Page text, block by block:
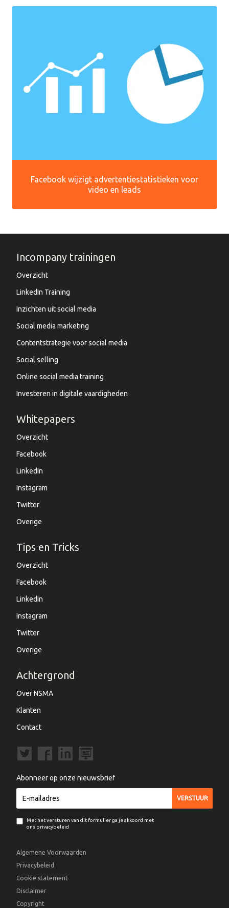
Facebook wijzigt advertentiestatistieken voor
video en leads
Incompany trainingen
Overzicht
LinkedIn Training
Inzichten uit social media
Social media marketing
Contentstrategie voor social media
Social selling
Online social media training
Investeren in digitale vaardigheden
Whitepapers
Overzicht
Facebook
LinkedIn
Instagram
Twitter
Overige
Tips en Tricks
Overzicht
Facebook
LinkedIn
Instagram
Twitter
Overige
Achtergrond
Over NSMA
Klanten
Contact
Abonneer op onze nieuwsbrief
Met het versturen van dit formulier ga je akkoord met
ons privacybeleid
Algemene Voorwaarden
Privacybeleid
Cookie statement
Disclaimer
Copyright